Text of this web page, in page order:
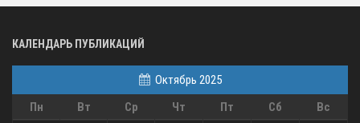
КАЛЕНДАРЬ ПУБЛИКАЦИЙ
Октябрь 2025
Пн
Вт Ср Чт Пт Сб
Вс